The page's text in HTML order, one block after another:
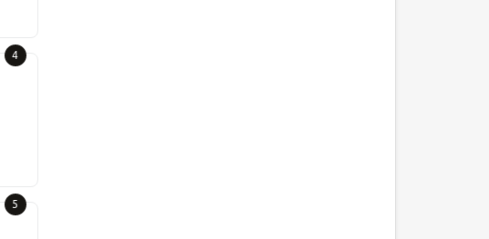
4
5